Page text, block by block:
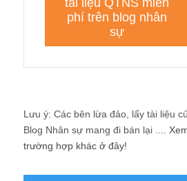
Lưu ý: Các bên lừa đảo, lấy tài liệu
Blog Nhân sự mang đi bán lại ....
trường hợp khác ở đây!